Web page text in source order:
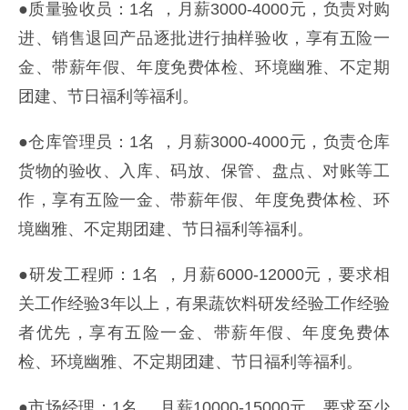
●质量验收员：1名 ，月薪3000-4000元，负责对购
进、销售退回产品逐批进行抽样验收，享有五险一
金、带薪年假、年度免费体检、环境幽雅、不定期
团建、节日福利等福利。
●仓库管理员：1名 ，月薪3000-4000元，负责仓库
货物的验收、入库、码放、保管、盘点、对账等工
作，享有五险一金、带薪年假、年度免费体检、环
境幽雅、不定期团建、节日福利等福利。
●研发工程师：1名 ，月薪6000-12000元，要求相
关工作经验3年以上，有果蔬饮料研发经验工作经验
者优先，享有五险一金、带薪年假、年度免费体
检、环境幽雅、不定期团建、节日福利等福利。